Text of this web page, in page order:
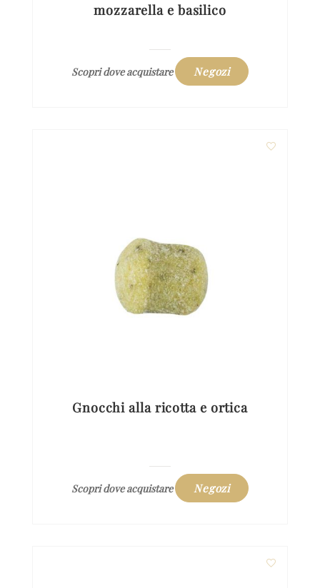
mozzarella e basilico
Scopri dove acquistare Negozi
Gnocchi alla ricotta e ortica
Scopri dove acquistare Negozi